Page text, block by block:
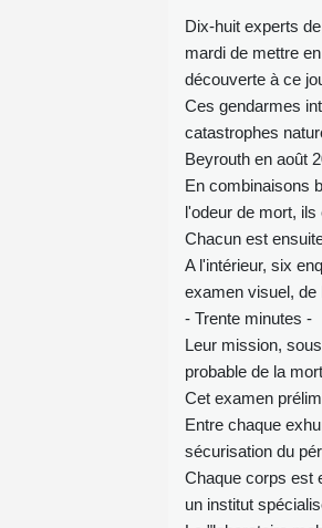
Dix-huit experts
mardi de mettre
découverte à ce
Ces gendarmes
catastrophes
Beyrouth en août
En combinaisons
l'odeur de mort,
Chacun est
A l'intérieur, six
examen visuel, de
- Trente minutes -
Leur mission,
probable de la
Cet examen
Entre chaque
sécurisation du
Chaque corps est
un institut